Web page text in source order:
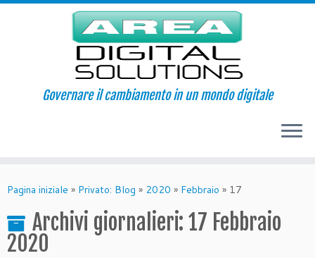
Governare il cambiamento in un mondo digitale
Pagina iniziale » Privato: Blog » 2020 » Febbraio » 17
Archivi giornalieri: 17 Febbraio
2020